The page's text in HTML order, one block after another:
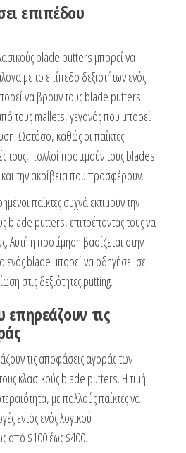
επιπέδου
blade putters μπορεί να
με το επίπεδο δεξιοτήτων ενός
να βρουν τους blade putters
τους mallets, γεγονός που μπορεί
Ωστόσο, καθώς οι παίκτες
τους, πολλοί προτιμούν τους blades
και την ακρίβεια που προσφέρουν.
παίκτες συχνά εκτιμούν την
blade putters, επιτρέποντάς τους να
Αυτή η προτίμηση βασίζεται στην
ενός blade μπορεί να οδηγήσει σε
στις δεξιότητες putting.
τις
τις αποφάσεις αγοράς των
κλασικούς blade putters. Η τιμή
με πολλούς παίκτες να
εντός ενός λογικού
από $100 έως $400.